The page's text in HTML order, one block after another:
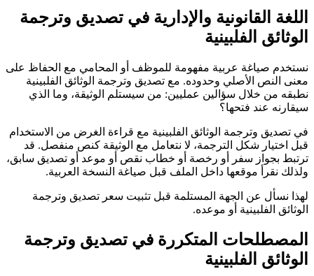
اللغة القانونية والإدارية في تصديق وترجمة
الوثائق الفلبينية
نستخدم صياغة عربية مفهومة للموظف أو المحامي مع الحفاظ على
معنى النص الأصلي وحدوده. مع تصديق وترجمة الوثائق الفلبينية
نطبقه من خلال سؤالين عمليين: من سيستلم الوثيقة، وما الذي
سيقارنه عند فتحها؟
في تصديق وترجمة الوثائق الفلبينية مع قراءة الغرض من الاستخدام
قبل اختيار شكل الترجمة، لا نتعامل مع الوثيقة كنص منفصل. قد
ترتبط بجواز سفر أو رخصة أو خطاب نقص أو موعد أو تصديق سابق،
ولذلك نقرأ موقعها داخل الملف قبل صياغة النسخة العربية.
لهذا نسأل عن الجهة المستلمة قبل تثبيت سعر تصديق وترجمة
الوثائق الفلبينية أو موعده.
المصطلحات المتكررة في تصديق وترجمة
الوثائق الفلبينية